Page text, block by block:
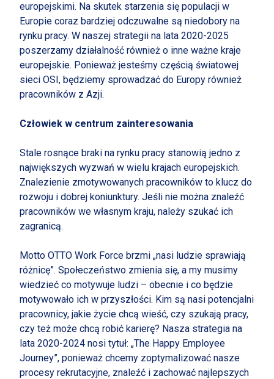
europejskimi. Na skutek starzenia się populacji w
Europie coraz bardziej odczuwalne są niedobory na
rynku pracy. W naszej strategii na lata 2020-2025
poszerzamy działalność również o inne ważne kraje
europejskie. Ponieważ jesteśmy częścią światowej
sieci OSI, będziemy sprowadzać do Europy również
pracowników z Azji.
Człowiek w centrum zainteresowania
Stale rosnące braki na rynku pracy stanowią jedno z
największych wyzwań w wielu krajach europejskich.
Znalezienie zmotywowanych pracowników to klucz do
rozwoju i dobrej koniunktury. Jeśli nie można znaleźć
pracowników we własnym kraju, należy szukać ich
zagranicą.
Motto OTTO Work Force brzmi „nasi ludzie sprawiają
różnicę”. Społeczeństwo zmienia się, a my musimy
wiedzieć co motywuje ludzi – obecnie i co będzie
motywowało ich w przyszłości. Kim są nasi potencjalni
pracownicy, jakie życie chcą wieść, czy szukają pracy,
czy też może chcą robić karierę? Nasza strategia na
lata 2020-2024 nosi tytuł: „The Happy Employee
Journey”, ponieważ chcemy zoptymalizować nasze
procesy rekrutacyjne, znaleźć i zachować najlepszych